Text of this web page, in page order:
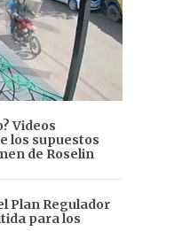
Videos
los supuestos
de Roselin
Plan Regulador
para los